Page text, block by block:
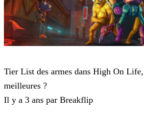
Tier List des armes dans High On
meilleures ?
Il y a 3 ans par Breakflip